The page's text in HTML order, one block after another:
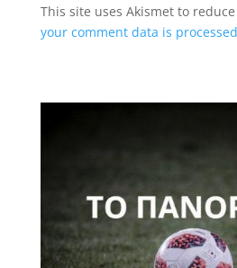
This site uses Akismet to
your comment data is